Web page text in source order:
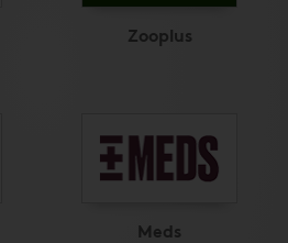
Zooplus
Meds